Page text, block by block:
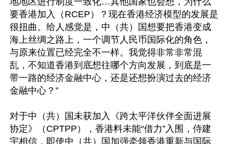
要香港加入（RCEP）？现在香港经济模型的发展是
很扭曲。给人感觉是，中（共）国想要把香港变成
海上丝绸之路上，一个调节人民币国际化的角色，
与原来位置已经完全不一样。我觉得非常非常混
乱，不知道香港到底想往哪个方向发展，到底是一
带一路的经济金融中心，还是还想扮演过去的经济
金融中心？”
对于中（共）国未获加入《跨太平洋伙伴全面进展
协定》（CPTPP），香港料未能“借力”入围，侍建
宇相信，即使中（共）国加强牵领香港重新与国际